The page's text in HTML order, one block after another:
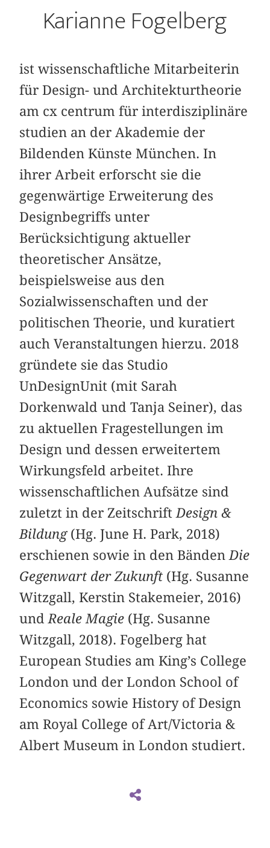
Karianne Fogelberg
ist wissenschaftliche Mitarbeiterin
für Design- und Architekturtheorie
am cx centrum für interdisziplinäre
studien an der Akademie der
Bildenden Künste München. In
ihrer Arbeit erforscht sie die
gegenwärtige Erweiterung des
Designbegriffs unter
Berücksichtigung aktueller
theoretischer Ansätze,
beispielsweise aus den
Sozialwissenschaften und der
politischen Theorie, und kuratiert
auch Veranstaltungen hierzu. 2018
gründete sie das Studio
UnDesignUnit (mit Sarah
Dorkenwald und Tanja Seiner), das
zu aktuellen Fragestellungen im
Design und dessen erweitertem
Wirkungsfeld arbeitet. Ihre
wissenschaftlichen Aufsätze sind
zuletzt in der Zeitschrift Design &
Bildung(Hg. June H. Park, 2018)
erschienen sowie in den Bänden Die
Gegenwart der Zukunft (Hg. Susanne
Witzgall, Kerstin Stakemeier, 2016)
und Reale Magie (Hg. Susanne
Witzgall, 2018). Fogelberg hat
European Studies am King’s College
London und der London School of
Economics sowie History of Design
am Royal College of Art/Victoria &
Albert Museum in London studiert.